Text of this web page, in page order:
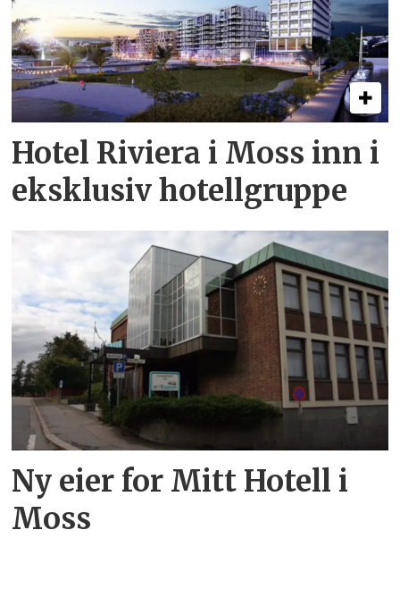
Hotel Riviera i Moss inn i
eksklusiv hotellgruppe
Ny eier for Mitt Hotell i
Moss